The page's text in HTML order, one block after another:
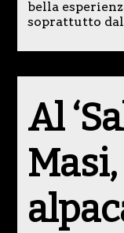
bella
soprattutto
Al